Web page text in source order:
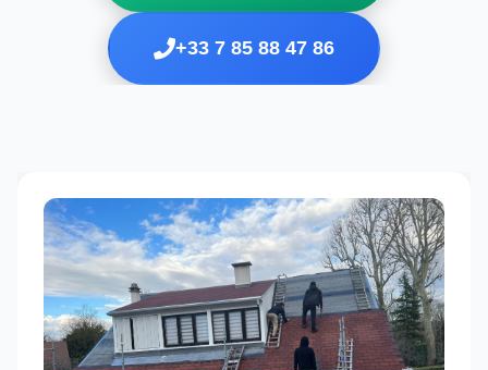
+33 7 85 88 47 86